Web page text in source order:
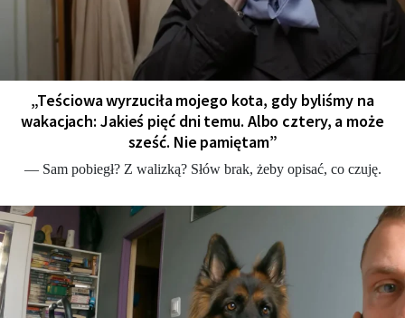
„Teściowa wyrzuciła mojego kota, gdy byliśmy na
wakacjach: Jakieś pięć dni temu. Albo cztery, a może
sześć. Nie pamiętam”
— Sam pobiegł? Z walizką? Słów brak, żeby opisać, co czuję.